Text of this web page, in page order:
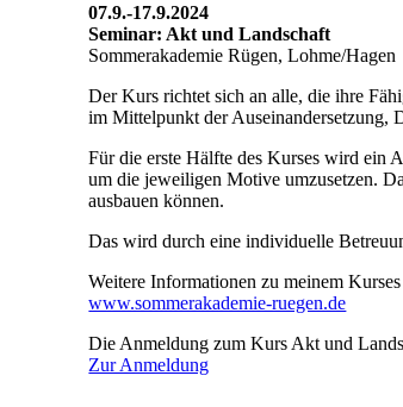
07.9.-17.9.2024
Seminar: Akt und Landschaft
Sommerakademie Rügen, Lohme/Hagen
Der Kurs richtet sich an alle, die ihre
im Mittelpunkt der
Für die erste Hälfte des Kurses wird ein
um die jeweiligen Motive umzusetzen.
ausbauen können.
Das wird durch eine individuelle
Weitere Informationen zu meinem
www.sommerakademie-ruegen.de
Die Anmeldung zum Kurs Akt und
Zur Anmeldung